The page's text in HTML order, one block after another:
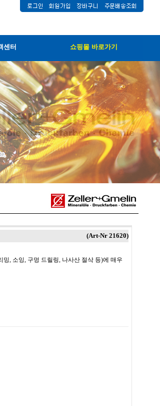
센터 쇼핑몰 바로가기
(Art-Nr 21620)
, 소잉, 구멍 드릴링, 나사산 절삭 등)에 매우